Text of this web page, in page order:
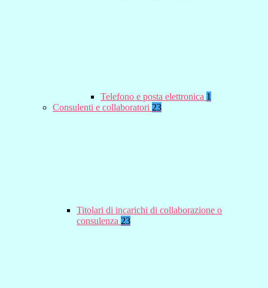
Telefono e posta elettronica 1
Consulenti e collaboratori 23
Titolari di incarichi di collaborazione o
consulenza 23